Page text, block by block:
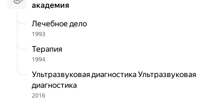
академия
Лечебное дело
1993
Терапия
1994
Ультразвуковая диагностика Ультразвуковая
диагностика
2016